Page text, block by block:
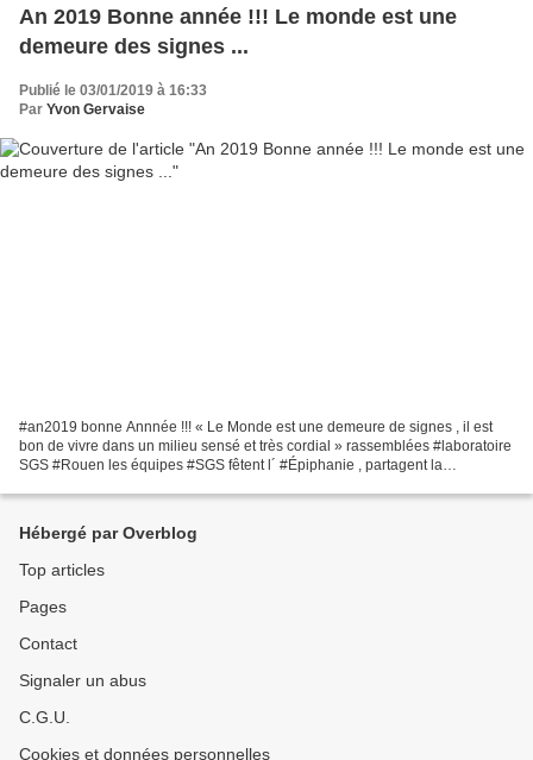
An 2019 Bonne année !!! Le monde est une
demeure des signes ...
Publié le 03/01/2019 à 16:33
Par Yvon Gervaise
‪#an2019 bonne Annnée !!! « Le Monde est une demeure de signes , il est
bon de vivre dans un milieu sensé et très cordial » rassemblées #laboratoire
SGS #Rouen les équipes #SGS fêtent l´ #Épiphanie , partagent la
Hébergé par Overblog
Top articles
Pages
Contact
Signaler un abus
C.G.U.
Cookies et données personnelles